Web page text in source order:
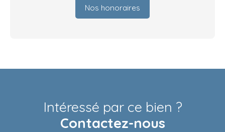
Nos honoraires
Intéressé par ce bien ?
Contactez-nous